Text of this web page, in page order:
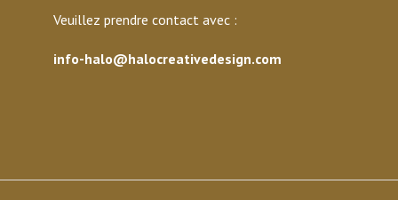
Veuillez prendre contact avec :
info-halo@halocreativedesign.com